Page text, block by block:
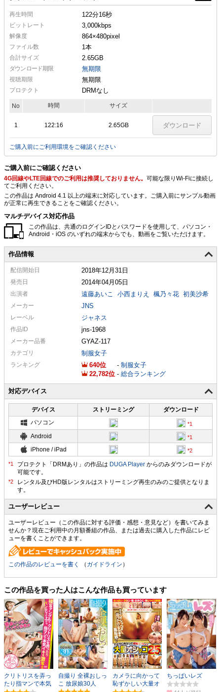
再生時間 122分16秒
ビットレート 3,000kbps
解像度 864×480pixel
ファイル数 1本
合計サイズ 2.65GB
ダウンロード期限 無期限
視聴期限 無期限
プロテクト DRMなし
No 時間 サイズ
1 122:16 2.65GB ダウンロード
ご購入前にご利用環境をご確認ください
ご購入前にご確認ください
4G回線やLTE回線でのご利用は推奨しておりません。 可能な限りWi-Fiに接続し
てご利用ください。
この作品は Android 4.1 以上の端末に対応しています。ご購入前にサンプル動画
が正常に再生できることをご確認ください。
マルチデバイス対応作品
この作品は、共通のログインIDとパスワードを使用して、パソコン・
Android・iOS のいずれの端末からでも、動画をご覧いただけます。
作品情報
配信開始日 2018年12月31日
発売日 2014年04月05日
出演者 遠藤あいこ 小西まりえ 楓乃々花 初美沙希
メーカー JNS
レーベル ジャネス
作品ID jns-1968
メーカー品番 GYAZ-117
カテゴリ 制服女子
ランキング 640 - 制服女子
22,782
- 総合ランキング
対応デバイス
デバイス ストリーミング
ダウンロード
パソコン
Android
iPhone / iPad
プロテクト「DRMあり」の作品は DUGA Player からのみダウンロードが
可能です。
ユーザーレビュー
ユーザーレビュー（この作品に対する評価・感想・意見など）を書いてみま
せんか？現在ご利用中の月額番組の作品、または過去に購入した作品にレビ
ューを書くことができます。
この作品のレビューを書く （ ガイドライン ）
この作品を買った人はこんな作品も買っています
クリトリスを弄っ
たり指マンで本気
自撮り 全裸おしっ
こ 放尿娘30人
カメラに向かって
恥ずかしい大量オ
ちっぱいレズ